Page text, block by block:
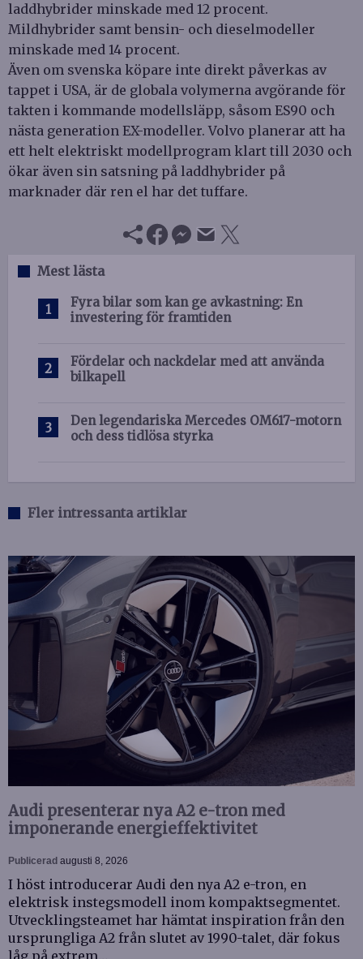
laddhybrider minskade med 12 procent.
Mildhybrider samt bensin- och dieselmodeller
minskade med 14 procent.
Även om svenska köpare inte direkt påverkas av
tappet i USA, är de globala volymerna avgörande för
takten i kommande modellsläpp, såsom ES90 och
nästa generation EX-modeller. Volvo planerar att ha
ett helt elektriskt modellprogram klart till 2030 och
ökar även sin satsning på laddhybrider på
marknader där ren el har det tuffare.
Mest lästa
Fyra bilar som kan ge avkastning: En
investering för framtiden
Fördelar och nackdelar med att använda
bilkapell
Den legendariska Mercedes OM617-motorn
och dess tidlösa styrka
Fler intressanta artiklar
Audi presenterar nya A2 e-tron med
imponerande energieffektivitet
Publicerad augusti 8, 2026
I höst introducerar Audi den nya A2 e-tron, en
elektrisk instegsmodell inom kompaktsegmentet.
Utvecklingsteamet har hämtat inspiration från den
ursprungliga A2 från slutet av 1990-talet, där fokus